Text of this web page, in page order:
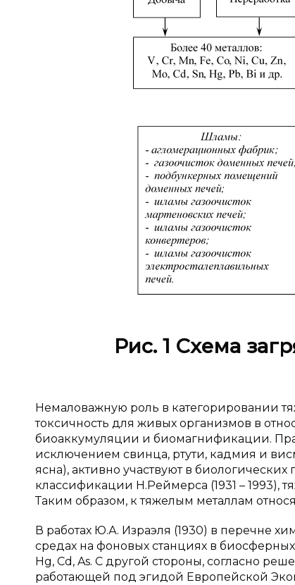
Рис. 1 Схема
Немаловажную роль в категорировании
токсичность для живых организмов в
биоаккумуляции и биомагнификации.
исключением свинца, ртути, кадмия и
ясна), активно участвуют в
классификации Н.Реймерса (1931 – 1993),
Таким образом, к тяжелым металлам
В работах Ю.А. Израэля (1930) в перечне
средах на фоновых станциях в
Hg, Cd, As. С другой стороны, согласно
работающей под эгидой Европейской